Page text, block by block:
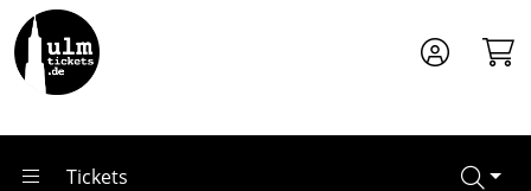
Zum Hauptinhalt springen
Tickets